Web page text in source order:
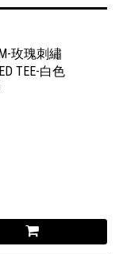
玫瑰刺繡
TEE-白色